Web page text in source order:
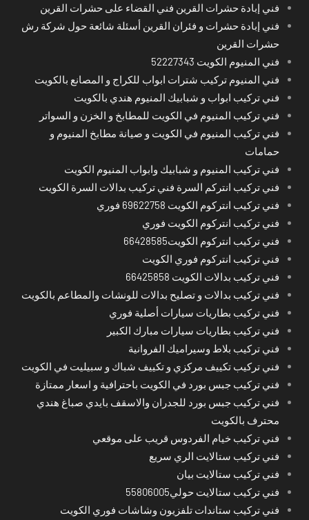
فني إبادة حشرات القرين فني القضاء على حشرات القرين
فني إبادة حشرات و فئران القرين أسئلة شائعة حول شركة رش
حشرات القرين
فني المنيوم الكويت 52227343
فني المنيوم تركيب شترات ابواب للكراج و المصانع بالكويت
فني تركيب ابواب و شبابيك المنيوم هندي بالكويت
فني تركيب المنيوم في الكويت للمطابخ و الخزن و السواتر
فني تركيب المنيوم في الكويت و صيانة مطابخ المنيوم و
حمامات
فني تركيب المنيوم و شبابيك وابواب المنيوم الكويت
فني تركيب انتركم السرة فني تركيب بدالات السرة الكويت
فني تركيب انتركوم الكويت 69622758 فوري
فني تركيب انتركوم الكويت فوري
فني تركيب انتركوم الكويت66428585
فني تركيب انتركوم فوري الكويت
فني تركيب بدالات الكويت 66425858
فني تركيب بدالات و تصليح بدالات للونشات والمطاعم بالكويت
فني تركيب بطاريات سيارات أصلية فوري
فني تركيب بطاريات سيارات مبارك الكبير
فني تركيب بلاط وسيراميك الفروانية
فني تركيب تكييف مركزي و تكييف شباك و سبيليت في الكويت
فني تركيب جبس بورد في الكويت باحترافية و اسعار ممتازة
فني تركيب جبس بورد للجدران والاسقف بايدي صباغ هندي
محترف بالكويت
فني تركيب خيام الفردوس قريب على موقعي
فني تركيب ستالايت الري سريع
فني تركيب ستالايت بيان
فني تركيب ستالايت حولي55806005
فني تركيب ستاندات تلفزيون وشاشات فوري الكويت